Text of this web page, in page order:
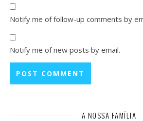
Notify me of follow-up comments by
Notify me of new posts by email.
A NOSSA FAMÍLIA